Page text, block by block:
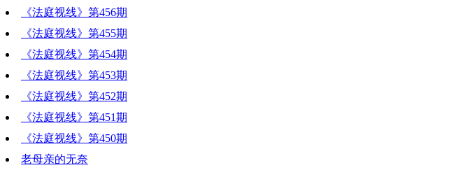
《法庭视线》第456期
《法庭视线》第455期
《法庭视线》第454期
《法庭视线》第453期
《法庭视线》第452期
《法庭视线》第451期
《法庭视线》第450期
老母亲的无奈